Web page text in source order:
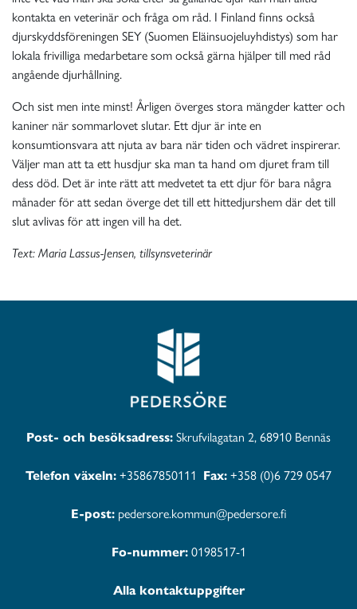
kontakta en veterinär och fråga om råd. I Finland finns också
djurskyddsföreningen SEY (Suomen Eläinsuojeluyhdistys) som har
lokala frivilliga medarbetare som också gärna hjälper till med råd
angående djurhållning.
Och sist men inte minst! Årligen överges stora mängder katter och
kaniner när sommarlovet slutar. Ett djur är inte en
konsumtionsvara att njuta av bara när tiden och vädret inspirerar.
Väljer man att ta ett husdjur ska man ta hand om djuret fram till
dess död. Det är inte rätt att medvetet ta ett djur för bara några
månader för att sedan överge det till ett hittedjurshem där det till
slut avlivas för att ingen vill ha det.
Text: Maria Lassus-Jensen, tillsynsveterinär
Post- och besöksadress:Skrufvilagatan 2, 68910 Bennäs
Telefon växeln:+35867850111 Fax:+358 (0)6 729 0547
E-post:pedersore.kommun@pedersore.fi
Fo-nummer:0198517-1
Alla kontaktuppgifter